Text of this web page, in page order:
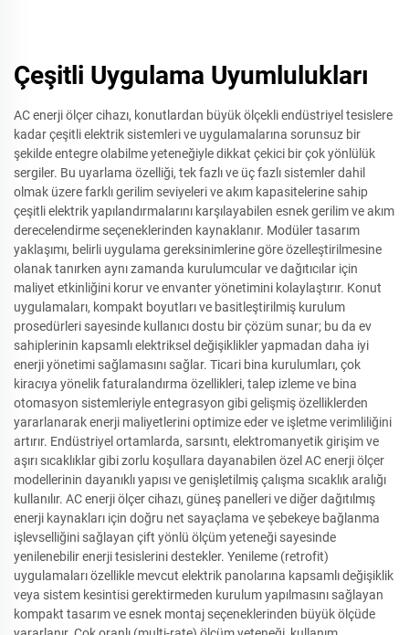
Çeşitli Uygulama Uyumlulukları
AC enerji ölçer cihazı, konutlardan büyük ölçekli endüstriyel tesislere
kadar çeşitli elektrik sistemleri ve uygulamalarına sorunsuz bir
şekilde entegre olabilme yeteneğiyle dikkat çekici bir çok yönlülük
sergiler. Bu uyarlama özelliği, tek fazlı ve üç fazlı sistemler dahil
olmak üzere farklı gerilim seviyeleri ve akım kapasitelerine sahip
çeşitli elektrik yapılandırmalarını karşılayabilen esnek gerilim ve akım
derecelendirme seçeneklerinden kaynaklanır. Modüler tasarım
yaklaşımı, belirli uygulama gereksinimlerine göre özelleştirilmesine
olanak tanırken aynı zamanda kurulumcular ve dağıtıcılar için
maliyet etkinliğini korur ve envanter yönetimini kolaylaştırır. Konut
uygulamaları, kompakt boyutları ve basitleştirilmiş kurulum
prosedürleri sayesinde kullanıcı dostu bir çözüm sunar; bu da ev
sahiplerinin kapsamlı elektriksel değişiklikler yapmadan daha iyi
enerji yönetimi sağlamasını sağlar. Ticari bina kurulumları, çok
kiracıya yönelik faturalandırma özellikleri, talep izleme ve bina
otomasyon sistemleriyle entegrasyon gibi gelişmiş özelliklerden
yararlanarak enerji maliyetlerini optimize eder ve işletme verimliliğini
artırır. Endüstriyel ortamlarda, sarsıntı, elektromanyetik girişim ve
aşırı sıcaklıklar gibi zorlu koşullara dayanabilen özel AC enerji ölçer
modellerinin dayanıklı yapısı ve genişletilmiş çalışma sıcaklık aralığı
kullanılır. AC enerji ölçer cihazı, güneş panelleri ve diğer dağıtılmış
enerji kaynakları için doğru net sayaçlama ve şebekeye bağlanma
işlevselliğini sağlayan çift yönlü ölçüm yeteneği sayesinde
yenilenebilir enerji tesislerini destekler. Yenileme (retrofit)
uygulamaları özellikle mevcut elektrik panolarına kapsamlı değişiklik
veya sistem kesintisi gerektirmeden kurulum yapılmasını sağlayan
kompakt tasarım ve esnek montaj seçeneklerinden büyük ölçüde